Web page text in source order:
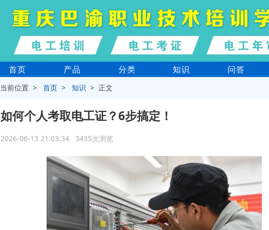
首页 产品 分类 知识 问答
当前位置 >首页 >知识 > 正文
如何个人考取电工证？6步搞定！
2026-06-13 21:03:34 3435次浏览